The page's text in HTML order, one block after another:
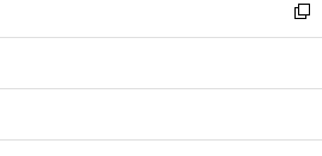
く
で
開
ド
ウ
開
ィ
ン
ウ
開
い
ウ
ン
ウ
新
し
ウ
ン